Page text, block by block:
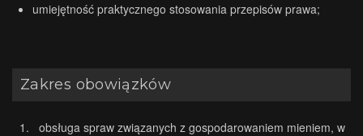
umiejętność praktycznego stosowania przepisów prawa;
Zakres obowiązków
obsługa spraw związanych z gospodarowaniem mieniem, w